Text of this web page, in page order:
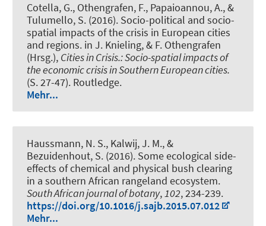
Cotella, G., Othengrafen, F., Papaioannou, A., &
Tulumello, S. (2016). Socio-political and socio-
spatial impacts of the crisis in European cities
and regions. in J. Knieling, & F. Othengrafen
(Hrsg.), Cities in Crisis.: Socio-spatial impacts of
the economic crisis in Southern European cities.
(S. 27-47). Routledge.
Mehr...
Haussmann, N. S., Kalwij, J. M., &
Bezuidenhout, S. (2016). Some ecological side-
effects of chemical and physical bush clearing
in a southern African rangeland ecosystem.
South African journal of botany,102, 234-239.
https://doi.org/10.1016/j.sajb.2015.07.012
Mehr...